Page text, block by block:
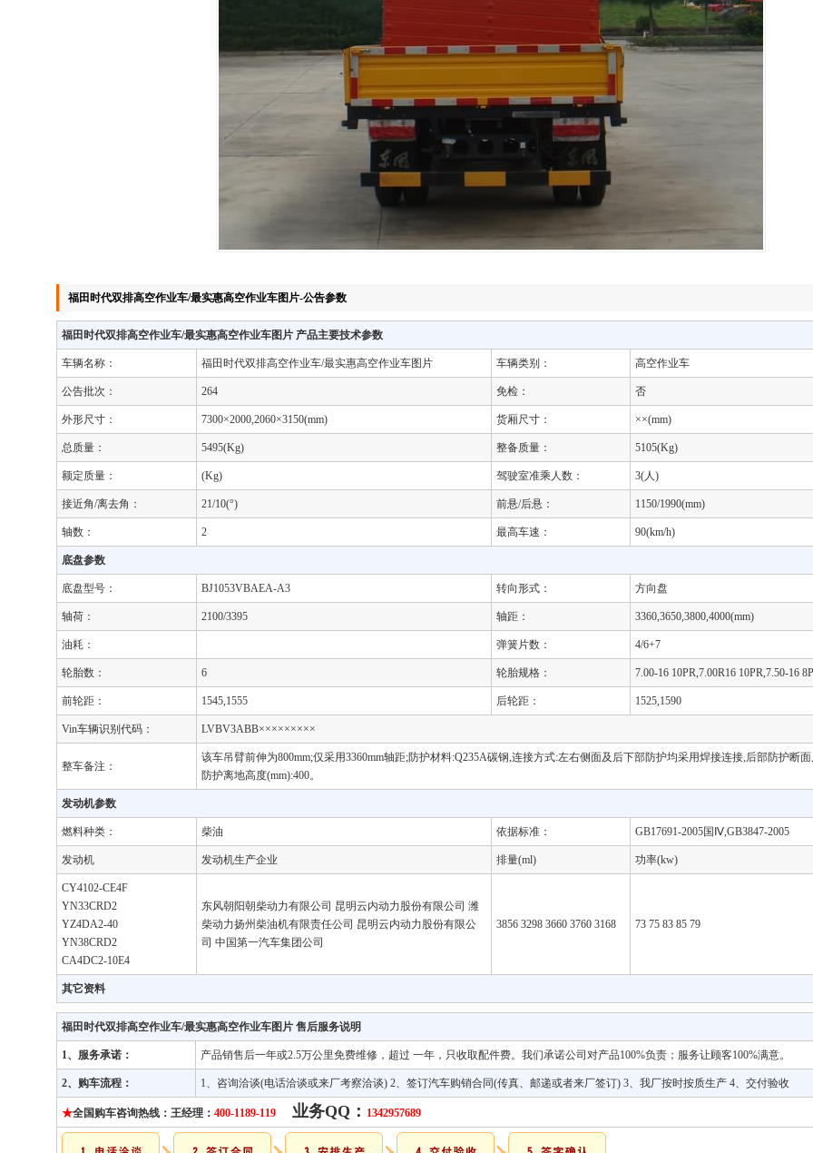
福田时代双排高空作业车/最实惠高空作业车图片-公告参数
福田时代双排高空作业车/最实惠高空作业车图片 产品主要技术参数
车辆名称： 福田时代双排高空作业车/最实惠高空作业车图片 车辆类别： 高空作业车
公告批次： 264 免检： 否
外形尺寸： 7300×2000,2060×3150(mm) 货厢尺寸： ××(mm)
总质量： 5495(Kg) 整备质量： 5105(Kg)
额定质量： (Kg) 驾驶室准乘人数： 3(人)
接近角/离去角： 21/10(°) 前悬/后悬： 1150/1990(mm)
轴数： 2 最高车速： 90(km/h)
底盘参数
底盘型号： BJ1053VBAEA-A3 转向形式： 方向盘
轴荷： 2100/3395 轴距： 3360,3650,3800,4000(mm)
油耗： 弹簧片数： 4/6+7
轮胎数： 6 轮胎规格： 7.00-16 10PR,7.00R16 10PR,7.50-16
前轮距： 1545,1555 后轮距： 1525,1590
Vin车辆识别代码： LVBV3ABB×××××××××
整车备注：
该车吊臂前伸为800mm;仅采用3360mm轴距;防护材料:Q235A碳钢,连接方式:左右侧面及后下部防护均采用焊接连接,后部防护断面
防护离地高度(mm):400。
发动机参数
燃料种类： 柴油 依据标准： GB17691-2005国Ⅳ,GB3847-2005
发动机 发动机生产企业 排量(ml) 功率(kw)
CY4102-CE4F
YN33CRD2
YZ4DA2-40
YN38CRD2
CA4DC2-10E4
东风朝阳朝柴动力有限公司 昆明云内动力股份有限公司 潍
柴动力扬州柴油机有限责任公司 昆明云内动力股份有限公
司 中国第一汽车集团公司
3856 3298 3660 3760 3168 73 75 83 85 79
其它资料
福田时代双排高空作业车/最实惠高空作业车图片 售后服务说明
1、服务承诺： 产品销售后一年或2.5万公里免费维修，超过 一年，只收取配件费。我们承诺公司对产品100%负责；服务让顾客100%满意。
2、购车流程： 1、咨询洽谈(电话洽谈或来厂考察洽谈) 2、签订汽车购销合同(传真、邮递或者来厂签订) 3、我厂按时按质生产 4、交付验收
★全国购车咨询热线：王经理： 400-1189-119 业务QQ： 1342957689